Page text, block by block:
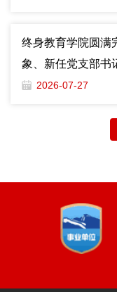
终身教育学院圆满
象、新任党支部书
2026-07-27